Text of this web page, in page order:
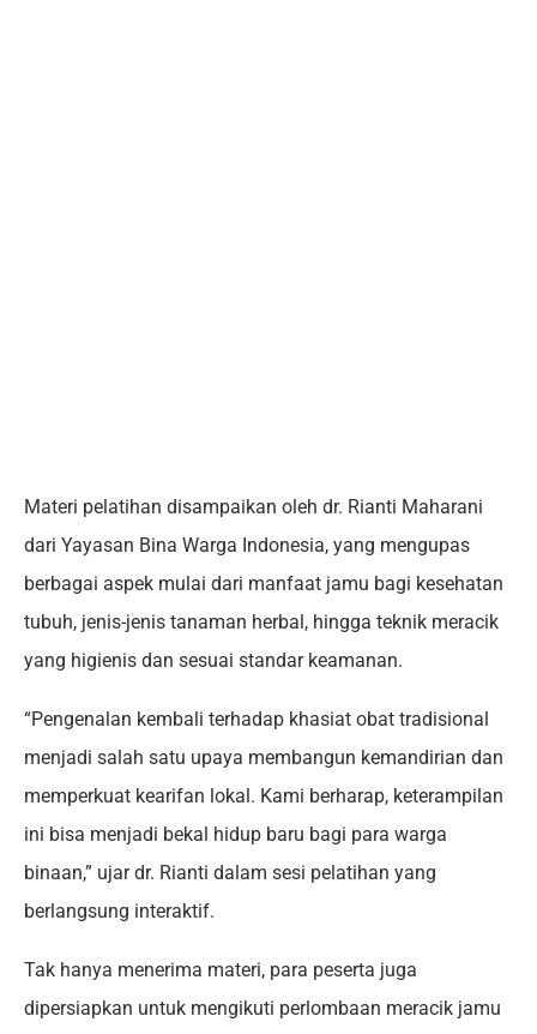
Materi pelatihan disampaikan oleh dr. Rianti Maharani
dari Yayasan Bina Warga Indonesia, yang mengupas
berbagai aspek mulai dari manfaat jamu bagi kesehatan
tubuh, jenis-jenis tanaman herbal, hingga teknik meracik
yang higienis dan sesuai standar keamanan.
“Pengenalan kembali terhadap khasiat obat tradisional
menjadi salah satu upaya membangun kemandirian dan
memperkuat kearifan lokal. Kami berharap, keterampilan
ini bisa menjadi bekal hidup baru bagi para warga
binaan,” ujar dr. Rianti dalam sesi pelatihan yang
berlangsung interaktif.
Tak hanya menerima materi, para peserta juga
dipersiapkan untuk mengikuti perlombaan meracik jamu